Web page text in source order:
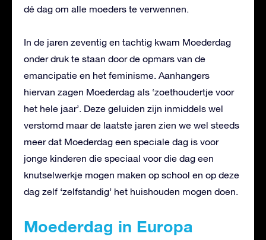
dé dag om alle moeders te verwennen.
In de jaren zeventig en tachtig kwam Moederdag
onder druk te staan door de opmars van de
emancipatie en het feminisme. Aanhangers
hiervan zagen Moederdag als ‘zoethoudertje voor
het hele jaar’. Deze geluiden zijn inmiddels wel
verstomd maar de laatste jaren zien we wel steeds
meer dat Moederdag een speciale dag is voor
jonge kinderen die speciaal voor die dag een
knutselwerkje mogen maken op school en op deze
dag zelf ‘zelfstandig’ het huishouden mogen doen.
Moederdag in Europa